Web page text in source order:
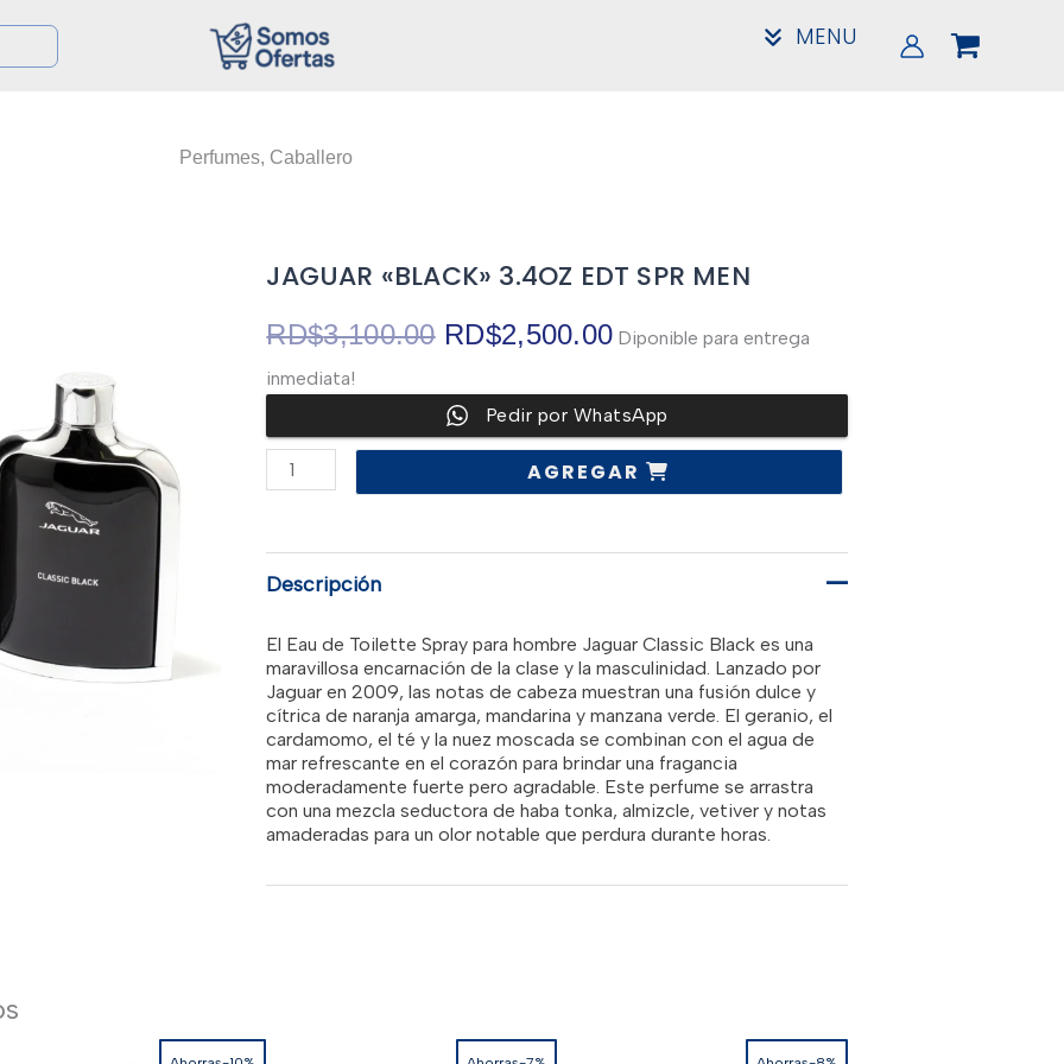
MENU
Perfumes, Caballero
JAGUAR «BLACK» 3.4OZ EDT SPR MEN
RD$3,100.00 El
precio
original
era:
RD$3,100.00.
RD$2,500.00El
precio
actual
es:
RD$2,500.00.
Diponible para entrega
inmediata!
Pedir por WhatsApp
JAGUAR
"BLACK"
3.4OZ
MEN
cantidad
AGREGAR
Descripción
El Eau de Toilette Spray para hombre Jaguar Classic Black es una
maravillosa encarnación de la clase y la masculinidad. Lanzado por
Jaguar en 2009, las notas de cabeza muestran una fusión dulce y
cítrica de naranja amarga, mandarina y manzana verde. El geranio, el
cardamomo, el té y la nuez moscada se combinan con el agua de
mar refrescante en el corazón para brindar una fragancia
moderadamente fuerte pero agradable. Este perfume se arrastra
con una mezcla seductora de haba tonka, almizcle, vetiver y notas
amaderadas para un olor notable que perdura durante horas.